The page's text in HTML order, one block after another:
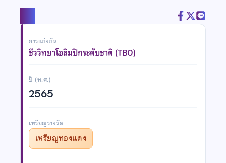
การแข่งขัน
ชีววิทยาโอลิมปิกระดับชาติ (TBO)
ปี (พ.ศ.)
2565
เหรียญรางวัล
เหรียญทองแดง